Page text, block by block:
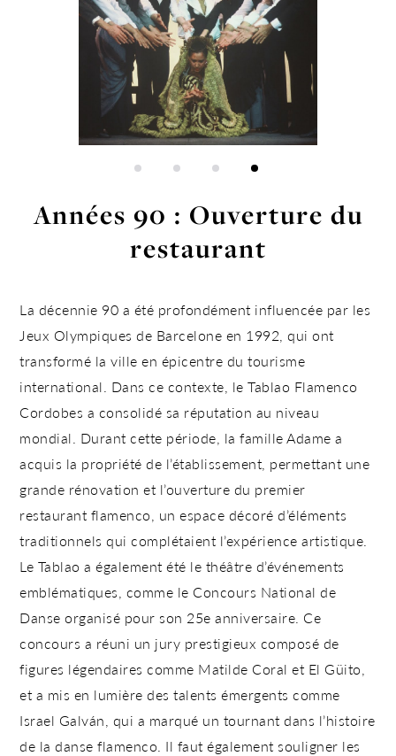
Années 90 : Ouverture du
restaurant
La décennie 90 a été profondément influencée par les
Jeux Olympiques de Barcelone en 1992, qui ont
transformé la ville en épicentre du tourisme
international. Dans ce contexte, le Tablao Flamenco
Cordobes a consolidé sa réputation au niveau
mondial. Durant cette période, la famille Adame a
acquis la propriété de l’établissement, permettant une
grande rénovation et l’ouverture du premier
restaurant flamenco, un espace décoré d’éléments
traditionnels qui complétaient l’expérience artistique.
Le Tablao a également été le théâtre d’événements
emblématiques, comme le Concours National de
Danse organisé pour son 25e anniversaire. Ce
concours a réuni un jury prestigieux composé de
figures légendaires comme Matilde Coral et El Güito,
et a mis en lumière des talents émergents comme
Israel Galván, qui a marqué un tournant dans l’histoire
de la danse flamenco. Il faut également souligner les